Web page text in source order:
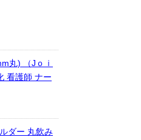
丸) （Jｏｉ
看護師 ナー
ダー 丸飲み